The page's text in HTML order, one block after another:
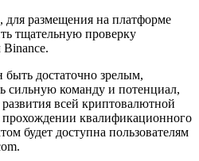
, для размещения на платформе
тщательную проверку
Binance.
достаточно зрелым,
сильную команду и потенциал,
всей криптовалютной
квалификационного
будет доступна пользователям